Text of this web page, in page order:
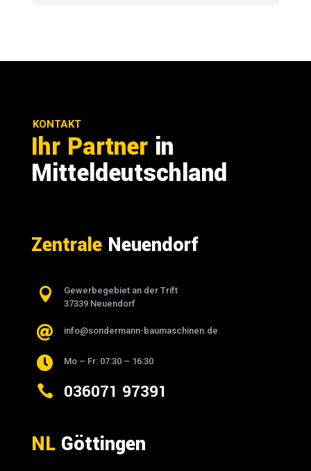
KONTAKT
Ihr Partner in
Mitteldeutschland
ZentraleNeuendorf

Gewerbegebiet an der Trift
37339 Neuendorf
 info@sondermann-baumaschinen.de
 Mo – Fr: 07:30 – 16:30
 036071 97391
NLGöttingen